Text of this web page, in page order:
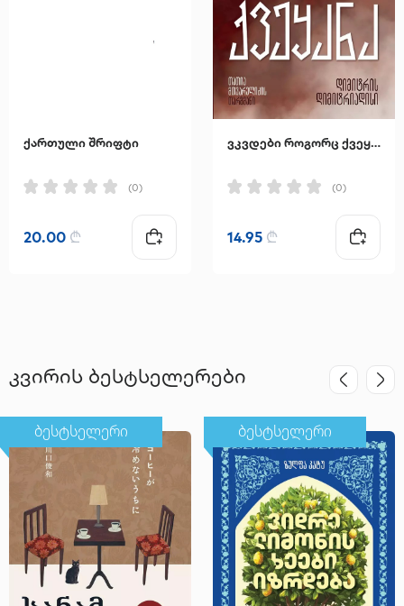
ქართული შრიფტი
(0)
20.00 ₾
ვკვდები როგორც ქვეყანა
(0)
14.95 ₾
კვირის ბესტსელერები
ბესტსელერი ბესტსელერი